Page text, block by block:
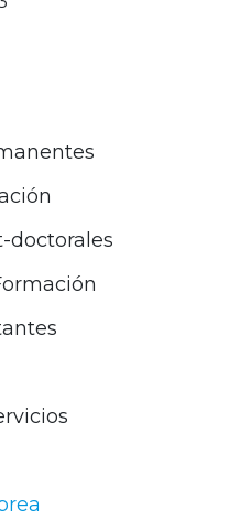
doctorales